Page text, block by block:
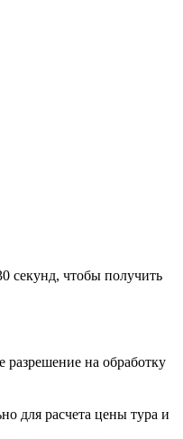
секунд, чтобы получить
на обработку
для расчета цены тура и